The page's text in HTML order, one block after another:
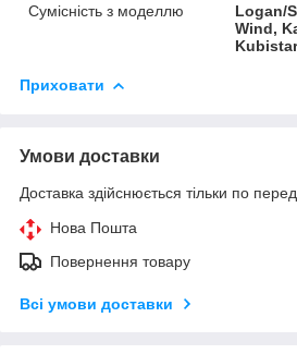
Сумісність з моделлю
Logan/
Wind,
Приховати
Умови доставки
Доставка здійснюється тільки по
Нова Пошта
Повернення товару
Всі умови доставки